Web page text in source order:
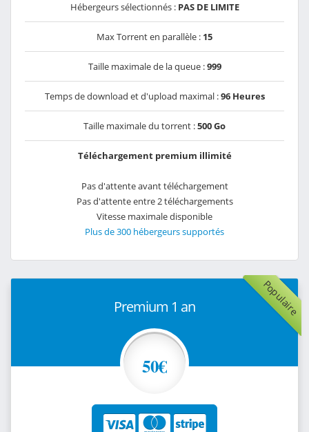
Hébergeurs sélectionnés : PAS DE LIMITE
Max Torrent en parallèle : 15
Taille maximale de la queue :999
Temps de download et d'upload maximal :96 Heures
Taille maximale du torrent :500 Go
Téléchargement premium illimité
Pas d'attente avant téléchargement
Pas d'attente entre 2 téléchargements
Vitesse maximale disponible
Plus de 300 hébergeurs supportés
Populaire
Premium 1 an
50€